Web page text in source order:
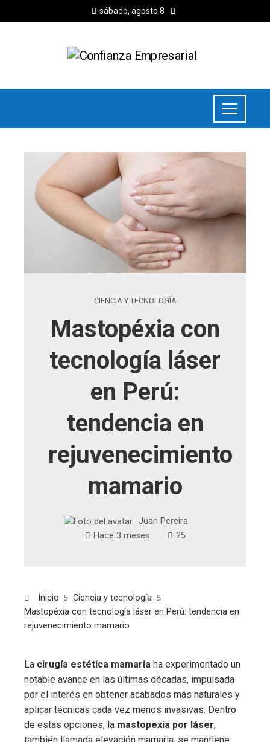
sábado, agosto 8
CIENCIA Y TECNOLOGÍA
Mastopéxia con
tecnología láser
en Perú:
tendencia en
rejuvenecimiento
mamario
Juan Pereira
Hace 3 meses
25
Inicio
Ciencia y tecnología
Mastopéxia con tecnología láser en Perú: tendencia en
rejuvenecimiento mamario
La cirugía estética mamaria ha experimentado un
notable avance en las últimas décadas, impulsada
por el interés en obtener acabados más naturales y
aplicar técnicas cada vez menos invasivas. Dentro
de estas opciones, la mastopexia por láser,